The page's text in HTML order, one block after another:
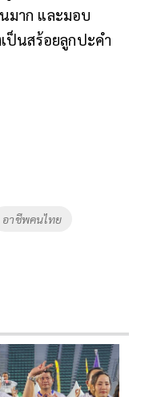
มาก และมอบ
ป็นสร้อยลูกปะคำ
อาชีพคนไทย